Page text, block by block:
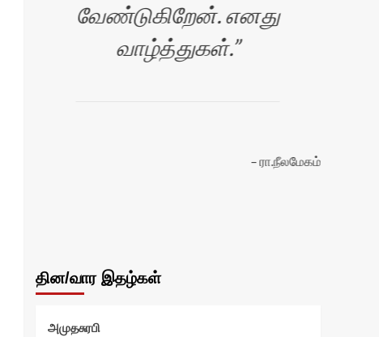
வேண்டுகிறேன். எனது
வாழ்த்துகள்.
ரா.நீலமேகம்
தின/வார இதழ்கள்
அமுதசுரபி